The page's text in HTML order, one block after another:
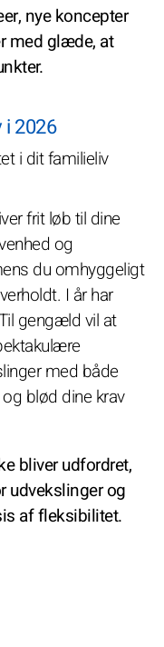
nye koncepter
med glæde, at
i 2026
i dit familieliv
frit løb til dine
og
du omhyggeligt
I år har
gengæld vil at
med både
blød dine krav
bliver udfordret,
udvekslinger og
af fleksibilitet.